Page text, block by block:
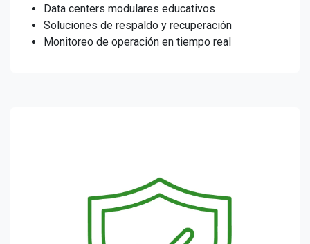
Data centers modulares educativos
Soluciones de respaldo y recuperación
Monitoreo de operación en tiempo real